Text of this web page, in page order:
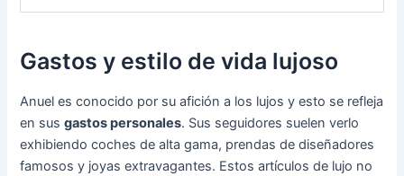
Gastos y estilo de vida lujoso
Anuel es conocido por su afición a los lujos y esto se refleja
en susgastos personales. Sus seguidores suelen verlo
exhibiendo coches de alta gama, prendas de diseñadores
famosos y joyas extravagantes. Estos artículos de lujo no